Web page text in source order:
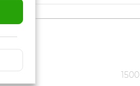
1500